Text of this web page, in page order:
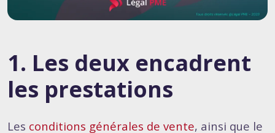
1. Les deux encadrent
les prestations
Les conditions générales de vente, ainsi que le